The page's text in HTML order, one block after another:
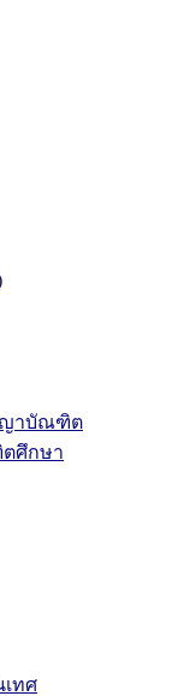
ญาบัณฑิต
ศึกษา
ทศ